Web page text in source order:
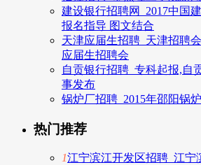
建设银行招聘网_2017中国
报名指导 图文结合
天津应届生招聘_天津招聘
应届生招聘会
自贡银行招聘_专科起报,自
事发布
锅炉厂招聘_2015年邵阳锅
热门推荐
1江宁滨江开发区招聘_江宁